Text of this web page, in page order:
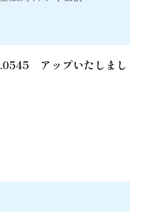
アップいたしまし